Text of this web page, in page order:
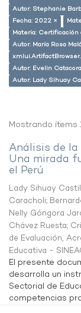
Autor: Stephanie
Fecha: 2022 ×
Materia:
Autor: María Rosa
Autor: Evelin
Autor: Lady Sihuay
Mostrando ítems
Análisis de
Una mirada
el Perú
Lady Sihuay
Caracholi;
Nelly Góngora
Chávez Ruesta;
de Evaluación,
Educativa -
El presente
desarrolla un
Sectorial de
competencias